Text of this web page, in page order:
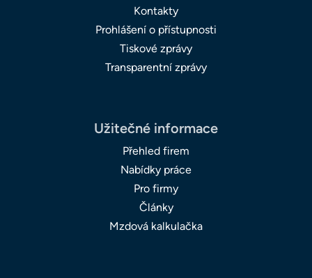
Kontakty
Prohlášení o přístupnosti
Tiskové zprávy
Transparentní zprávy
Užitečné informace
Přehled firem
Nabídky práce
Pro firmy
Články
Mzdová kalkulačka